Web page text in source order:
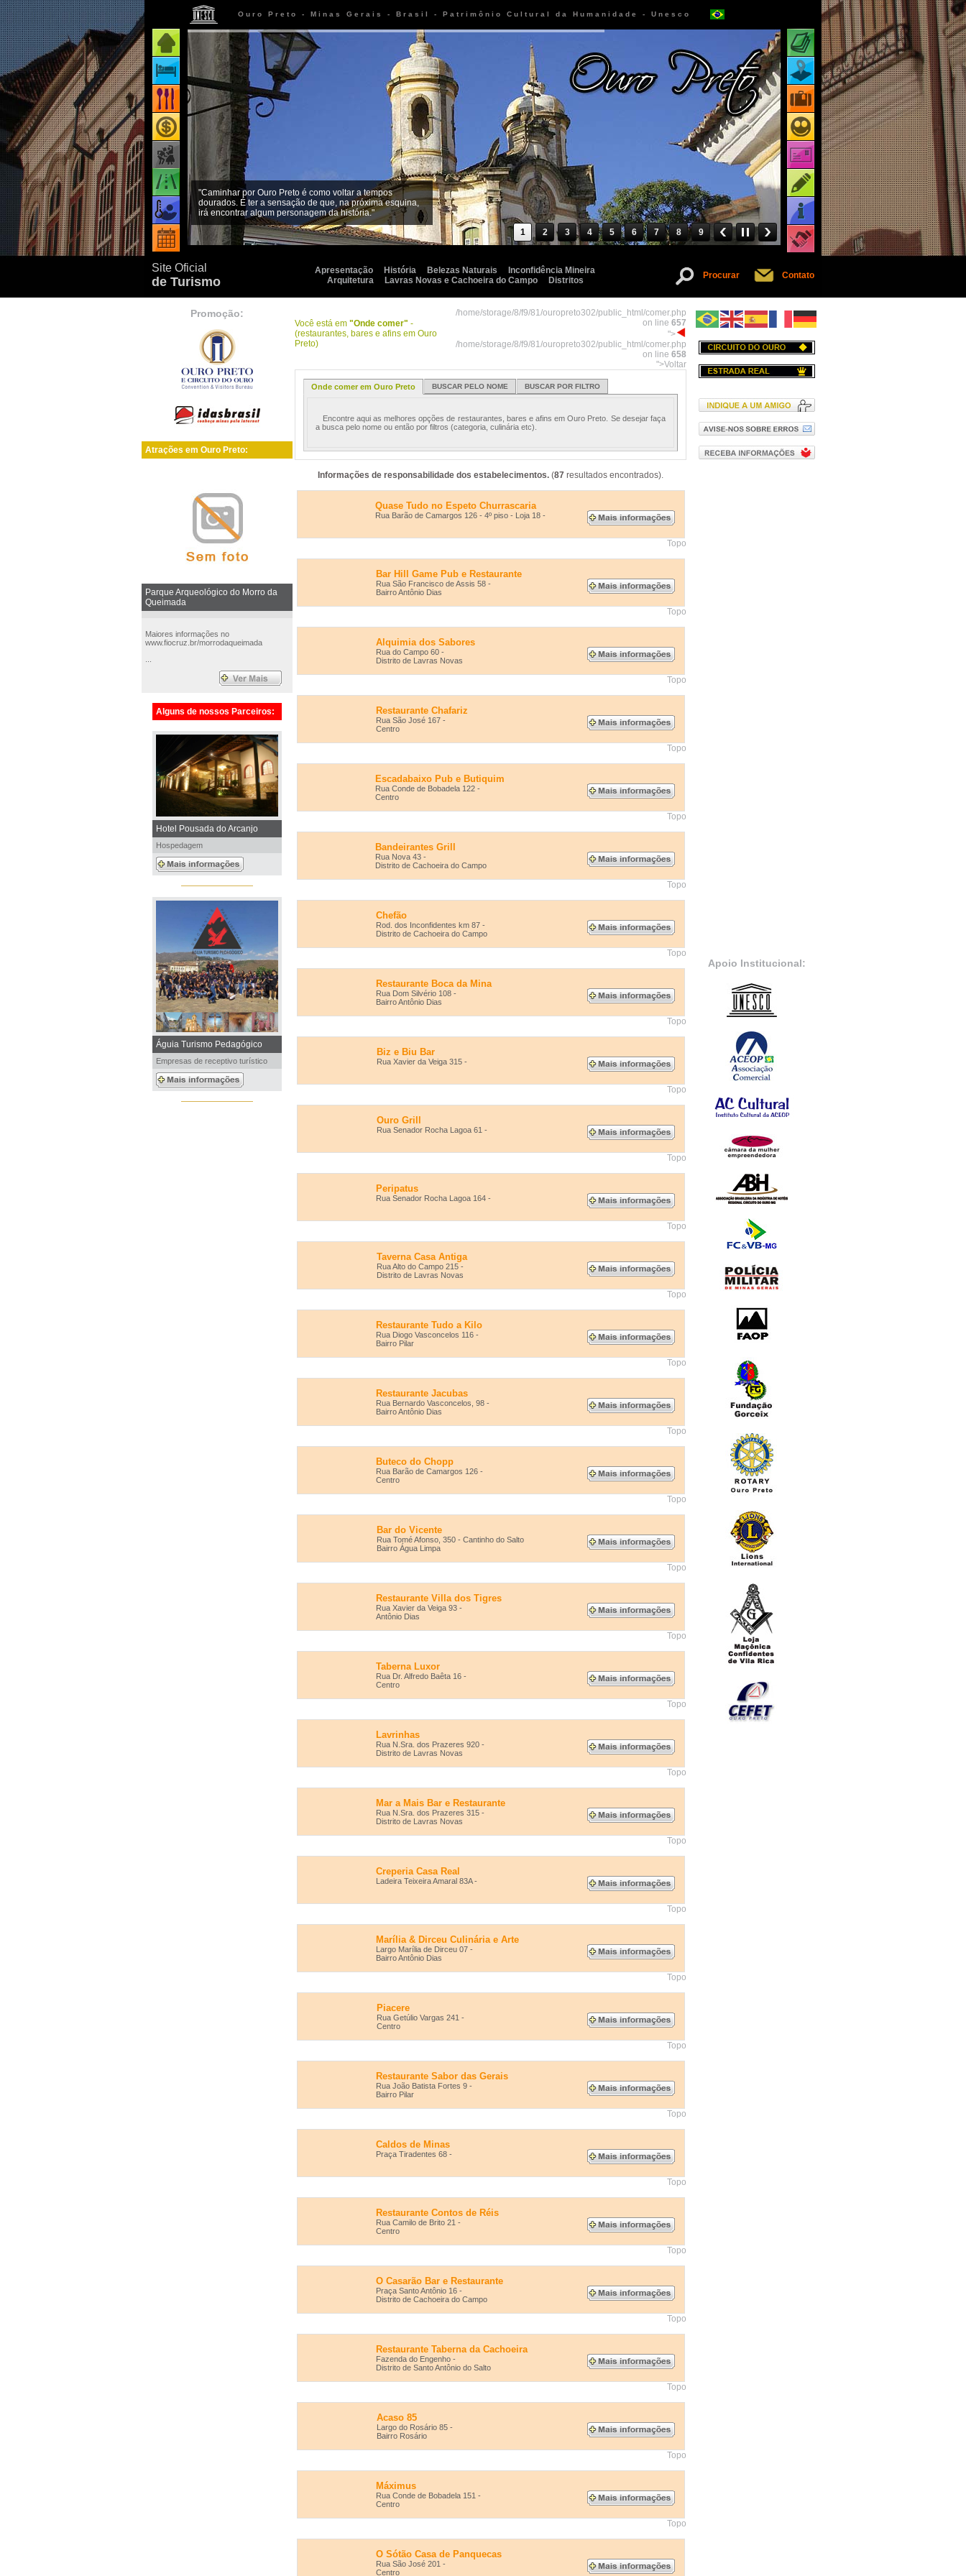
Ouro Preto - Minas Gerais - Brasil - Patrimônio Cultural da Humanidade - Unesco
Página inicial
Onde ficar
Onde comer
Onde comprar
Como chegar
Quando ir
Eventos
"Caminhar por Ouro Preto é como voltar a tempos
dourados. É ter a sensação de que, na próxima esquina,
irá encontrar algum personagem da história."
1
2 3 4 5 6 7 8 9
Atrações turísticas
Mapa de atrações
Pacotes turísticos
Receptivos turísticos
Cartões virtuais
Dicas
Informações
Serviços
Site Oficial
de Turismo
Apresentação História Belezas Naturais
Inconfidência Mineira
Arquitetura
Lavras Novas e Cachoeira do Campo Distritos Procurar Contato
Promoção:
Atrações em Ouro Preto:
Parque Arqueológico do Morro da
Queimada
Maiores informações no
www.fiocruz.br/morrodaqueimada
Alguns de nossos Parceiros:
Hotel Pousada do Arcanjo
Hospedagem
Águia Turismo Pedagógico
Empresas de receptivo turístico
Você está em "Onde comer" -
(restaurantes, bares e afins em Ouro
Preto)
/home/storage/8/f9/81/ouropreto302/public_html/comer.php
on line 657
">
/home/storage/8/f9/81/ouropreto302/public_html/comer.php
on line 658
">Voltar
Onde comer em Ouro Preto BUSCAR PELO NOME BUSCAR POR FILTRO
Encontre aqui as melhores opções de restaurantes, bares e afins em Ouro Preto. Se desejar faça
a busca pelo nome ou então por filtros (categoria, culinária etc).
Informações de responsabilidade dos estabelecimentos. (87 resultados encontrados).
Quase Tudo no Espeto Churrascaria
Rua Barão de Camargos 126 - 4º piso - Loja 18 -
Topo
Bar Hill Game Pub e Restaurante
Rua São Francisco de Assis 58 -
Bairro Antônio Dias
Topo
Alquimia dos Sabores
Rua do Campo 60 -
Distrito de Lavras Novas
Topo
Restaurante Chafariz
Rua São José 167 -
Centro
Topo
Escadabaixo Pub e Butiquim
Rua Conde de Bobadela 122 -
Centro
Topo
Bandeirantes Grill
Rua Nova 43 -
Distrito de Cachoeira do Campo
Topo
Chefão
Rod. dos Inconfidentes km 87 -
Distrito de Cachoeira do Campo
Topo
Restaurante Boca da Mina
Rua Dom Silvério 108 -
Bairro Antônio Dias
Topo
Biz e Biu Bar
Rua Xavier da Veiga 315 -
Topo
Ouro Grill
Rua Senador Rocha Lagoa 61 -
Topo
Peripatus
Rua Senador Rocha Lagoa 164 -
Topo
Taverna Casa Antiga
Rua Alto do Campo 215 -
Distrito de Lavras Novas
Topo
Restaurante Tudo a Kilo
Rua Diogo Vasconcelos 116 -
Bairro Pilar
Topo
Restaurante Jacubas
Rua Bernardo Vasconcelos, 98 -
Bairro Antônio Dias
Topo
Buteco do Chopp
Rua Barão de Camargos 126 -
Centro
Topo
Bar do Vicente
Rua Tomé Afonso, 350 - Cantinho do Salto
Bairro Água Limpa
Topo
Restaurante Villa dos Tigres
Rua Xavier da Veiga 93 -
Antônio Dias
Topo
Taberna Luxor
Rua Dr. Alfredo Baêta 16 -
Centro
Topo
Lavrinhas
Rua N.Sra. dos Prazeres 920 -
Distrito de Lavras Novas
Topo
Mar a Mais Bar e Restaurante
Rua N.Sra. dos Prazeres 315 -
Distrito de Lavras Novas
Topo
Creperia Casa Real
Ladeira Teixeira Amaral 83A -
Topo
Marília & Dirceu Culinária e Arte
Largo Marília de Dirceu 07 -
Bairro Antônio Dias
Topo
Piacere
Rua Getúlio Vargas 241 -
Centro
Topo
Restaurante Sabor das Gerais
Rua João Batista Fortes 9 -
Bairro Pilar
Topo
Caldos de Minas
Praça Tiradentes 68 -
Topo
Restaurante Contos de Réis
Rua Camilo de Brito 21 -
Centro
Topo
O Casarão Bar e Restaurante
Praça Santo Antônio 16 -
Distrito de Cachoeira do Campo
Topo
Restaurante Taberna da Cachoeira
Fazenda do Engenho -
Distrito de Santo Antônio do Salto
Topo
Acaso 85
Largo do Rosário 85 -
Bairro Rosário
Topo
Máximus
Rua Conde de Bobadela 151 -
Centro
Topo
O Sótão Casa de Panquecas
Rua São José 201 -
Centro
Apoio Institucional: